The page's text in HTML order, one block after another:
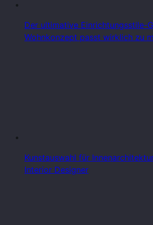
Der ultimative Einrichtungsstile-
Wohnkonzept passt wirklich zu
Kunstauswahl für
Interior Designer